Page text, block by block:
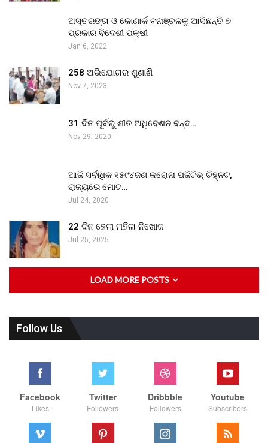
ଅସ୍ତରଙ୍ଗ ଓ କୋଣାର୍କ ବନାଞ୍ଚଳକୁ ଆସିଛନ୍ତି ୭
ପ୍ରକାର ବିଦେଶୀ ପକ୍ଷୀ
Jan 6, 2022
258 ଅଭିଯୋଗର ଶୁଣାଣି
Nov 7, 2023
31 ଦିନ ପୂର୍ବରୁ ଶୀତ ଅଧିବେଶନ ବନ୍ଦ…
Nov 29, 2020
ଆଜି ସର୍ବାଧିକ ୧୫୯୪ଜଣ କରୋନା ପଜିଟିଭ୍ ଚିହ୍ନଟ,
ରାଜ୍ୟରେ ମୋଟ…
Jul 24, 2020
22 ଦିନ ହେଲା ମହିଳା ନିଖୋଜ
Jul 25, 2025
LOAD MORE POSTS
Follow Us
Facebook
Likes
Twitter
Followers
Dribbble
Followers
Youtube
Subscribers